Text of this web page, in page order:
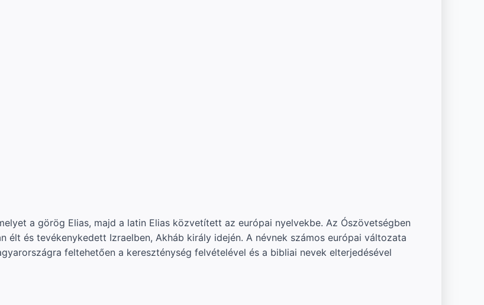
a görög Elias, majd a latin Elias közvetített az európai nyelvekbe. Az Ószövetségben
élt és tevékenykedett Izraelben, Akháb király idején. A névnek számos európai változata
feltehetően a kereszténység felvételével és a bibliai nevek elterjedésével